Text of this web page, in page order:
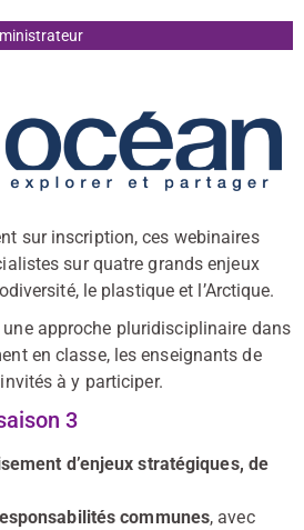
sur inscription, ces webinaires
sur quatre grands enjeux
le plastique et l’Arctique.
approche pluridisciplinaire dans
en classe, les enseignants de
à y participer.
3
d’enjeux stratégiques, de
communes, avec